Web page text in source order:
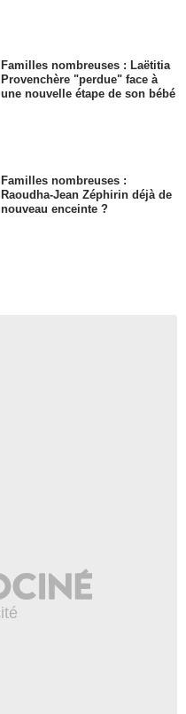
Familles nombreuses : Laëtitia
Provenchère "perdue" face à
une nouvelle étape de son bébé
Familles nombreuses :
Raoudha-Jean Zéphirin déjà de
nouveau enceinte ?